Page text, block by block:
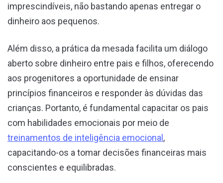
imprescindíveis, não bastando apenas entregar o
dinheiro aos pequenos.
Além disso, a prática da mesada facilita um diálogo
aberto sobre dinheiro entre pais e filhos, oferecendo
aos progenitores a oportunidade de ensinar
princípios financeiros e responder às dúvidas das
crianças. Portanto, é fundamental capacitar os pais
com habilidades emocionais por meio de
treinamentos de inteligência emocional ,
capacitando-os a tomar decisões financeiras mais
conscientes e equilibradas.